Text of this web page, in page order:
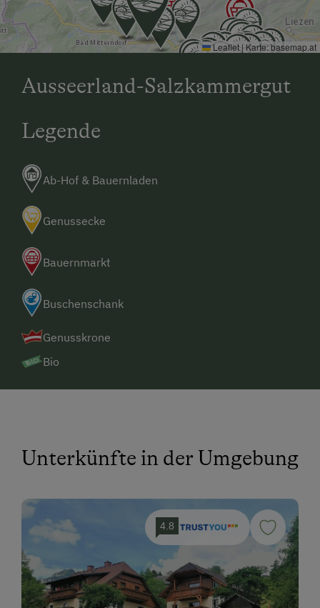
Leaflet | Karte:basemap.at
Ausseerland-Salzkammergut
Legende
Ab-Hof & Bauernladen
Genussecke
Bauernmarkt
Buschenschank
Genusskrone
Bio
Unterkünfte in der Umgebung
4.8